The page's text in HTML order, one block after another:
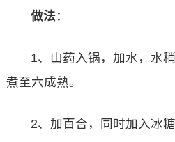
做法：
1、山药入锅，加水，水
煮至六成熟。
2、加百合，同时加入冰